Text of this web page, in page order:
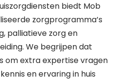
biedt Mob
zorgprogramma’s
palliatieve zorg en
We begrijpen dat
om extra expertise vragen
en ervaring in huis